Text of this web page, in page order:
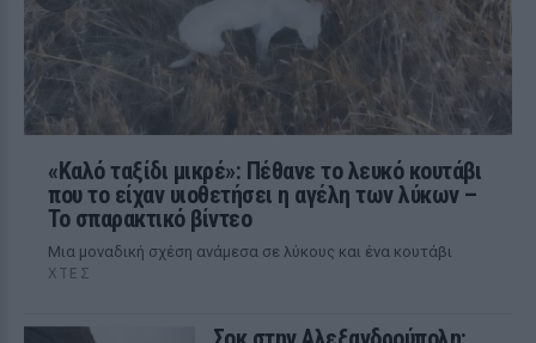
«Καλό ταξίδι μικρέ»: Πέθανε το λευκό κουτάβι
που το είχαν υιοθετήσει η αγέλη των λύκων –
Το σπαρακτικό βίντεο
Μια μοναδική σχέση ανάμεσα σε λύκους και ένα κουτάβι
ΧΤΕΣ